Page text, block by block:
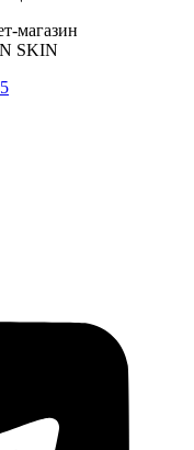
магазин
SKIN